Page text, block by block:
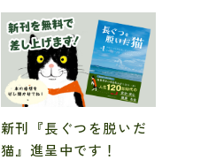
新刊『長ぐつを脱いだ
猫』進呈中です！